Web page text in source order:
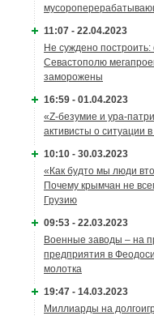
11:07 - 22.04.2023
Не суждено
Севастополю
заморожены
16:59 - 01.04.2023
«Z-безумие и ура-
активисты о ситуации
10:10 - 30.03.2023
«Как будто мы люди
Почему крымчан не
Грузию
09:53 - 22.03.2023
Военные заводы – на
предприятия в
молотка
19:47 - 14.03.2023
Миллиарды на